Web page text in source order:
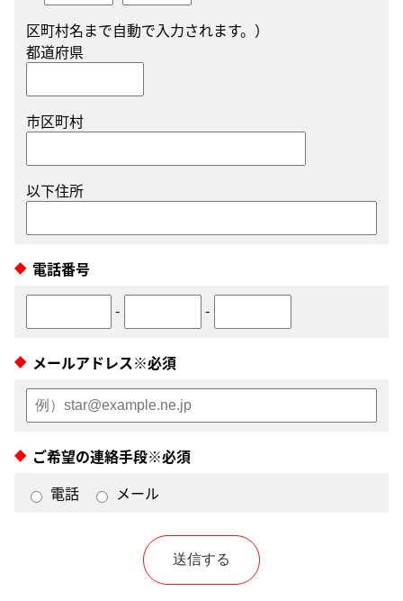
区町村名まで自動で入力されます。）
都道府県
市区町村
以下住所
電話番号
-
-
メールアドレス※必須
ご希望の連絡手段※必須
電話
メール